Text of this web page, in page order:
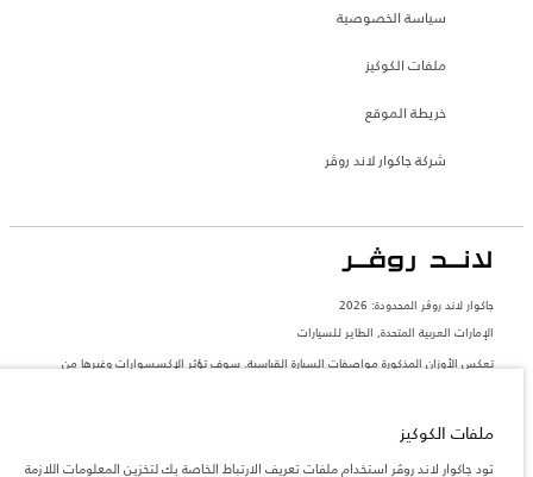
سياسة الخصوصية
ملفات الكوكيز
خريطة الموقع
شركة جاكوار لاند روڤر
جاكوار لاند روڨر المحدودة: 2026
الإمارات العربية المتحدة, الطاير للسيارات
تعكس الأوزان المذكورة مواصفات السيارة القياسية. سوف تؤثر الإكسسوارات وغيرها من
المعلومات والمواصفات والأسعار والألوان المذكورة على هذا الموقع قد تختلف من بلد إلى
ملفات الكوكيز
تود جاكوار لاند روڤر استخدام ملفات تعريف الارتباط الخاصة بك لتخزين المعلومات اللازمة